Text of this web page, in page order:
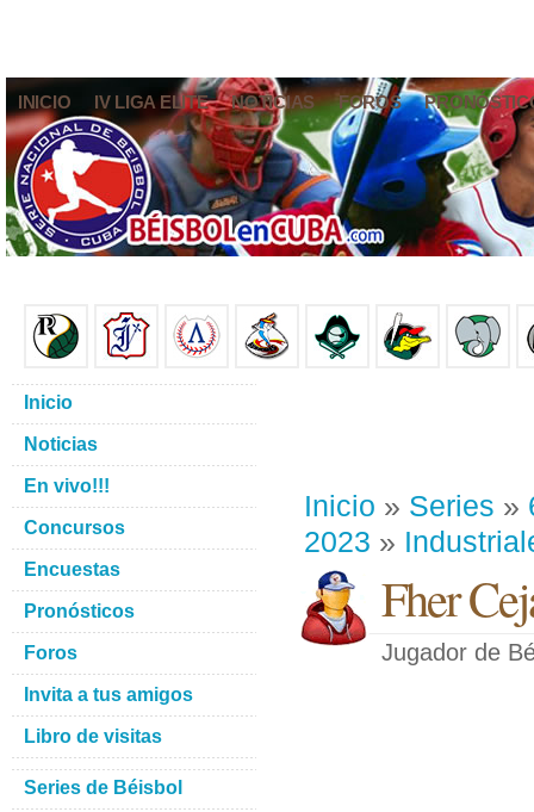
INICIO IV LIGA ELITE NOTICIAS FOROS
Inicio » Series »
2023 »
Fher
Jugador de
Inicio
Noticias
En vivo!!!
Concursos
Encuestas
Pronósticos
Foros
Invita a tus amigos
Libro de visitas
Series de Béisbol